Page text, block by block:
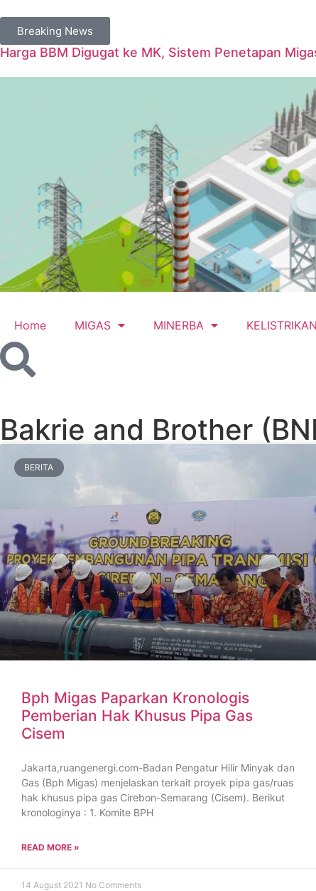
Breaking News
Harga BBM Digugat ke MK, Sistem Penetapan
Home MIGAS MINERBA KELISTRIKAN
Bakrie and Brother
BERITA
Bph Migas Paparkan Kronologis
Pemberian Hak Khusus Pipa Gas
Cisem
Jakarta,ruangenergi.com-Badan Pengatur Hilir Minyak dan
Gas (Bph Migas) menjelaskan terkait proyek pipa gas/ruas
hak khusus pipa gas Cirebon-Semarang (Cisem). Berikut
kronologinya : 1. Komite BPH
READ MORE »
14 August 2021 No Comments